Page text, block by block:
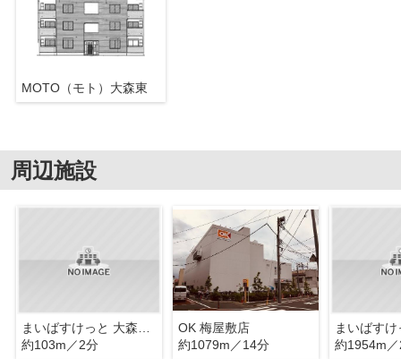
MOTO（モト）大森東
周辺施設
約103m／2分
OK 梅屋敷店
約1079m／14分
約1954m